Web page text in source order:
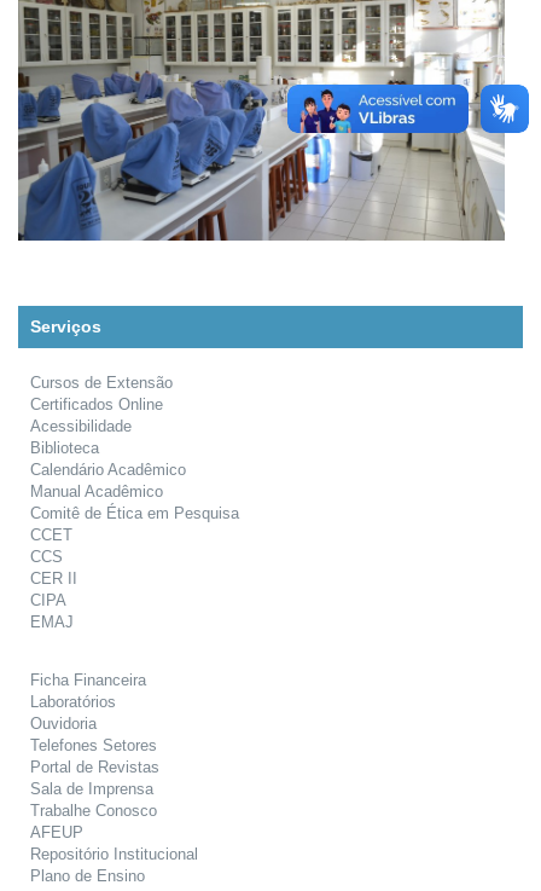
Serviços
Cursos de Extensão
Certificados Online
Acessibilidade
Biblioteca
Calendário Acadêmico
Manual Acadêmico
Comitê de Ética em Pesquisa
CCET
CCS
CER II
CIPA
EMAJ
Ficha Financeira
Laboratórios
Ouvidoria
Telefones Setores
Portal de Revistas
Sala de Imprensa
Trabalhe Conosco
AFEUP
Repositório Institucional
Plano de Ensino